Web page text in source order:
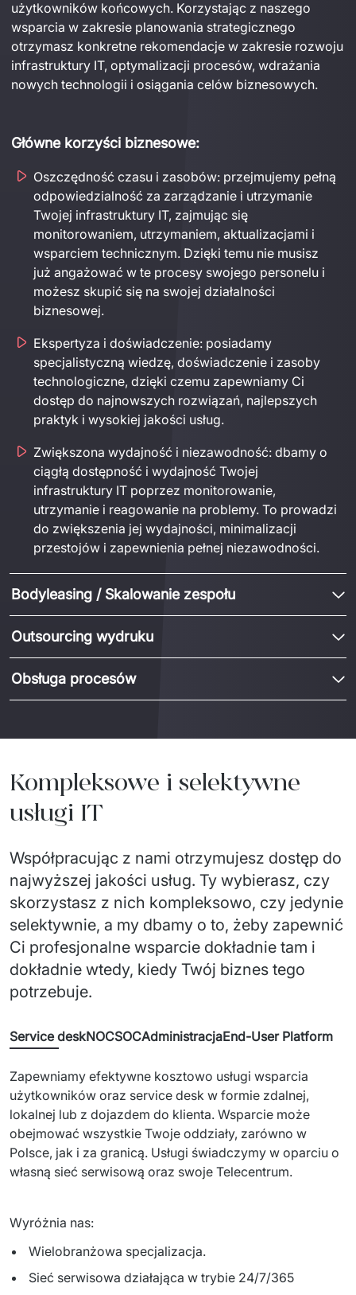
użytkowników końcowych. Korzystając z naszego
wsparcia w zakresie planowania strategicznego
otrzymasz konkretne rekomendacje w zakresie rozwoju
infrastruktury IT, optymalizacji procesów, wdrażania
nowych technologii i osiągania celów biznesowych.
Główne korzyści biznesowe:
Oszczędność czasu i zasobów: przejmujemy pełną
odpowiedzialność za zarządzanie i utrzymanie
Twojej infrastruktury IT, zajmując się
monitorowaniem, utrzymaniem, aktualizacjami i
wsparciem technicznym. Dzięki temu nie musisz
już angażować w te procesy swojego personelu i
możesz skupić się na swojej działalności
biznesowej.
Ekspertyza i doświadczenie: posiadamy
specjalistyczną wiedzę, doświadczenie i zasoby
technologiczne, dzięki czemu zapewniamy Ci
dostęp do najnowszych rozwiązań, najlepszych
praktyk i wysokiej jakości usług.
Zwiększona wydajność i niezawodność: dbamy o
ciągłą dostępność i wydajność Twojej
infrastruktury IT poprzez monitorowanie,
utrzymanie i reagowanie na problemy. To prowadzi
do zwiększenia jej wydajności, minimalizacji
przestojów i zapewnienia pełnej niezawodności.
Bodyleasing / Skalowanie zespołu
Outsourcing wydruku
Obsługa procesów
Kompleksowe i selektywne
usługi IT
Współpracując z nami otrzymujesz dostęp do
najwyższej jakości usług. Ty wybierasz, czy
skorzystasz z nich kompleksowo, czy jedynie
selektywnie, a my dbamy o to, żeby zapewnić
Ci profesjonalne wsparcie dokładnie tam i
dokładnie wtedy, kiedy Twój biznes tego
potrzebuje.
Service deskNOCSOCAdministracjaEnd-User Platform
Zapewniamy efektywne kosztowo usługi wsparcia
użytkowników oraz service desk w formie zdalnej,
lokalnej lub z dojazdem do klienta. Wsparcie może
obejmować wszystkie Twoje oddziały, zarówno w
Polsce, jak i za granicą. Usługi świadczymy w oparciu o
własną sieć serwisową oraz swoje Telecentrum.
Wyróżnia nas:
Wielobranżowa specjalizacja.
Sieć serwisowa działająca w trybie 24/7/365